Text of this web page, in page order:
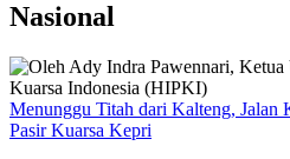
Nasional
Menunggu Titah dari Kalteng, Jalan
Pasir Kuarsa Kepri